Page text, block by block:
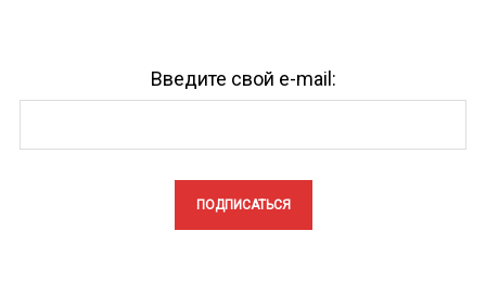
Введите свой e-mail: